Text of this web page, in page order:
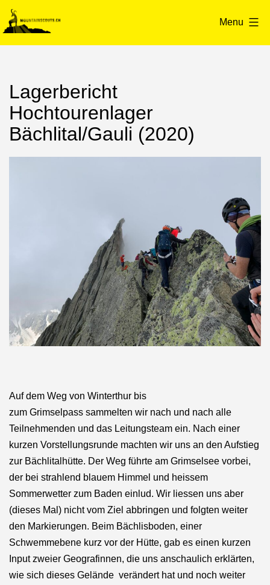
Skip
to
content
mountainscouts.ch
Menu
Lagerbericht
Hochtourenlager
Bächlital/Gauli (2020)
Auf dem Weg von Winterthur bis
zum Grimselpass sammelten wir nach und nach alle
Teilnehmenden und das Leitungsteam ein. Nach einer
kurzen Vorstellungsrunde machten wir uns an den Aufstieg
zur Bächlitalhütte. Der Weg führte am Grimselsee vorbei,
der bei strahlend blauem Himmel und heissem
Sommerwetter zum Baden einlud. Wir liessen uns aber
(dieses Mal) nicht vom Ziel abbringen und folgten weiter
den Markierungen. Beim Bächlisboden, einer
Schwemmebene kurz vor der Hütte, gab es einen kurzen
Input zweier Geografinnen, die uns anschaulich erklärten,
wie sich dieses Gelände verändert hat und noch weiter